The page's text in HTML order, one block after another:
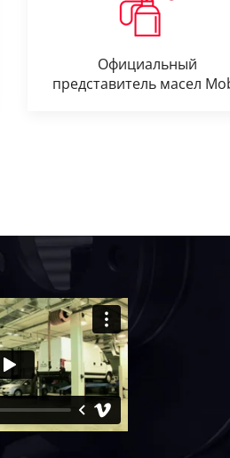
Официальный
представитель масел